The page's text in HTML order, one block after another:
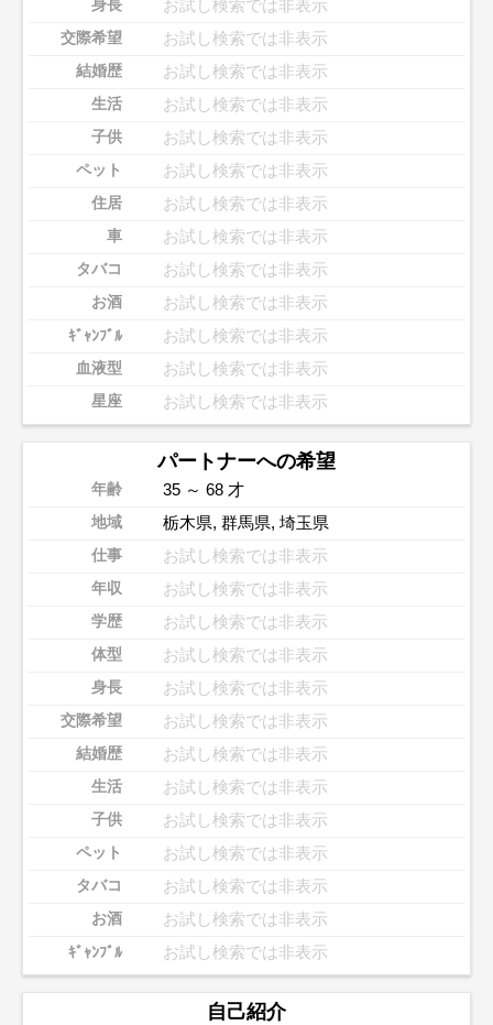
身長 お試し検索では非表示
交際希望 お試し検索では非表示
結婚歴 お試し検索では非表示
生活 お試し検索では非表示
子供 お試し検索では非表示
ペット お試し検索では非表示
住居 お試し検索では非表示
車 お試し検索では非表示
タバコ お試し検索では非表示
お酒 お試し検索では非表示
ｷﾞｬﾝﾌﾞﾙ お試し検索では非表示
血液型 お試し検索では非表示
星座 お試し検索では非表示
パートナーへの希望
年齢 35 ～ 68 才
地域 栃木県, 群馬県, 埼玉県
仕事 お試し検索では非表示
年収 お試し検索では非表示
学歴 お試し検索では非表示
体型 お試し検索では非表示
身長 お試し検索では非表示
交際希望 お試し検索では非表示
結婚歴 お試し検索では非表示
生活 お試し検索では非表示
子供 お試し検索では非表示
ペット お試し検索では非表示
タバコ お試し検索では非表示
お酒 お試し検索では非表示
ｷﾞｬﾝﾌﾞﾙ お試し検索では非表示
自己紹介